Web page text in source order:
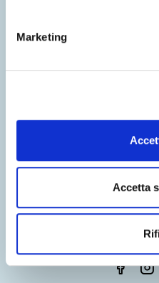
Marketing
Accetta
CHI SIAMO CONTATTI